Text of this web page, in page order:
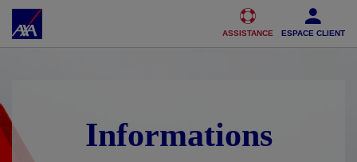
Accéder au Contenu Accéder au Pied de page
ASSISTANCE ESPACE CLIENT
Informations